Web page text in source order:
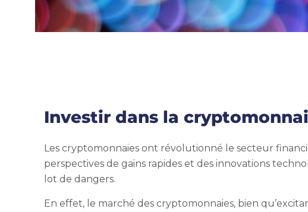
Investir dans la
Les cryptomonnaies ont révolutionné le secteur
perspectives de gains rapides et des innovations
lot de dangers.
En effet, le marché des cryptomonnaies, bien